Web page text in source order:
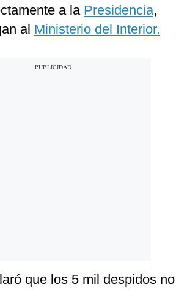
a la Presidencia,
al Ministerio del Interior.
que los 5 mil despidos no